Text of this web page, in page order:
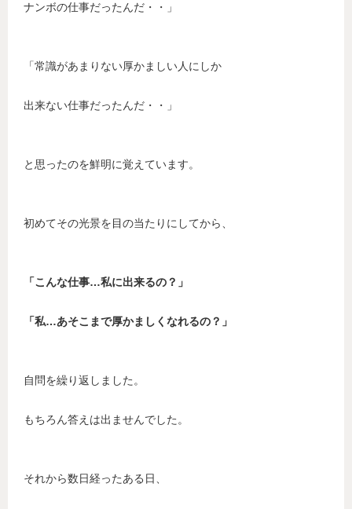
ナンボの仕事だったんだ・・」
「常識があまりない厚かましい人にしか
出来ない仕事だったんだ・・」
と思ったのを鮮明に覚えています。
初めてその光景を目の当たりにしてから、
「こんな仕事…私に出来るの？」
「私…あそこまで厚かましくなれるの？」
自問を繰り返しました。
もちろん答えは出ませんでした。
それから数日経ったある日、